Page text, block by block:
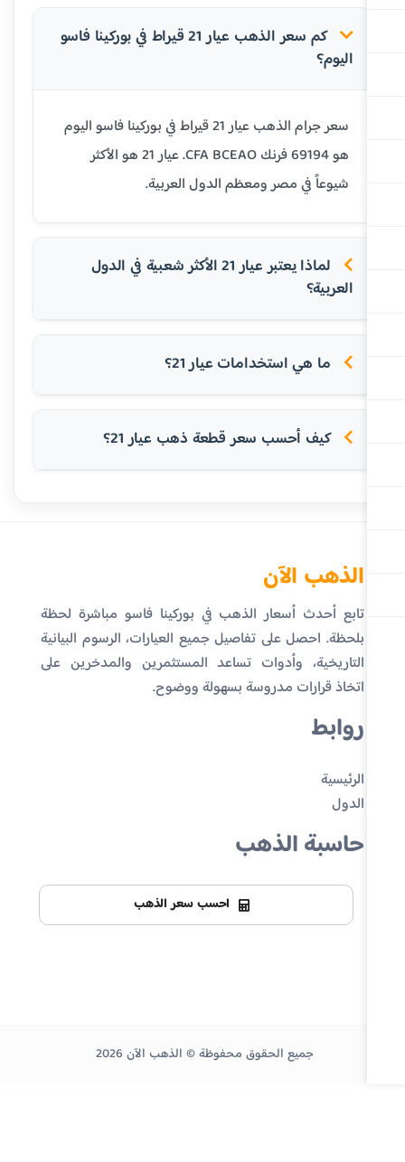
كم سعر الذهب عيار 21 قيراط في بوركينا فاسو
سعر جرام الذهب عيار 21 قيراط في بوركينا فاسو اليوم
هو 69194 فرنك CFA BCEAO. عيار 21 هو الأكثر
شيوعاً في مصر ومعظم الدول العربية.
لماذا يعتبر عيار 21 الأكثر شعبية في الدول
العربية؟
ما هي استخدامات عيار 21؟
كيف أحسب سعر قطعة ذهب عيار 21؟
الذهب الآن
تابع أحدث أسعار الذهب في بوركينا فاسو مباشرة لحظة
بلحظة. احصل على تفاصيل جميع العيارات، الرسوم البيانية
التاريخية، وأدوات تساعد المستثمرين والمدخرين على
اتخاذ قرارات مدروسة بسهولة ووضوح.
روابط
الرئيسية
حاسبة الذهب
احسب سعر الذهب
جميع الحقوق محفوظة © الذهب الآن 2026